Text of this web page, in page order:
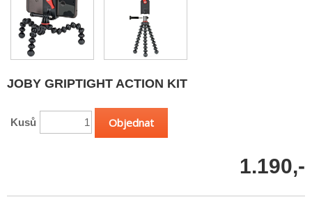
JOBY GRIPTIGHT ACTION KIT
Kusů
1.190,-